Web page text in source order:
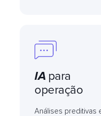
IA para
operação
Análises preditivas